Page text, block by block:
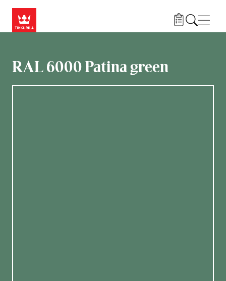
RAL 6000 Patina green